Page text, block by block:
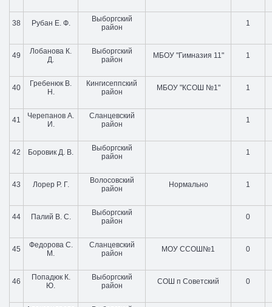
38 Рубан Е. Ф.
Выборгский
район
1
49
Лобанова К.
Д.
Выборгский
район
МБОУ "Гимназия 11" 1
40
Гребенюк В.
Н.
Кингисеппский
район
МБОУ "КСОШ №1" 1
41
Черепанов А.
И.
Сланцевский
район
1
42 Боровик Д. В.
Выборгский
район
1
43 Лорер Р. Г.
Волосовский
район
Нормально 1
44 Палий В. С.
Выборгский
район
0
45
Федорова С.
М.
Сланцевский
район
МОУ ССОШ№1 0
46
Попадюк К.
Ю.
Выборгский
район
СОШ п Советский 0